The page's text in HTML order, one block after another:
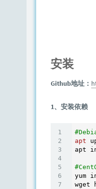
安装
Github地址：
1、安装依赖
apt
apt
yum
wget